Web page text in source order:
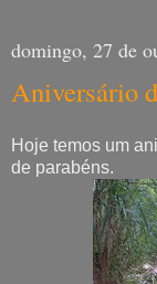
domingo, 27 de
Aniversário
Hoje temos um
de parabéns.